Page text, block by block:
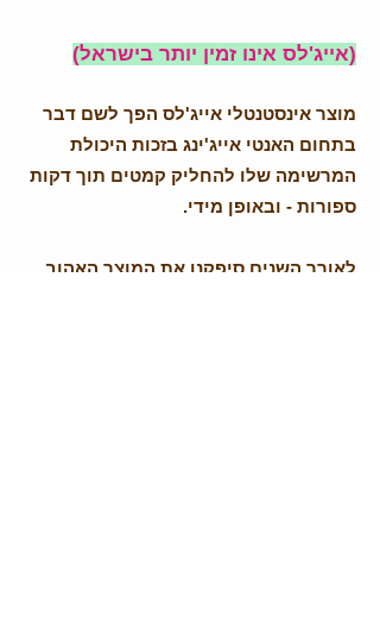
(אייג'לס אינו זמין יותר בישראל)
מוצר אינסטנטלי אייג'לס הפך לשם דבר
בתחום האנטי אייג'ינג בזכות היכולת
המרשימה שלו להחליק קמטים תוך דקות
ספורות - ובאופן מידי.
לאורך השנים סיפקנו את המוצר האהוב